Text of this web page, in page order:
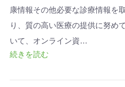
康情報その他必要な診療情報を
り、質の高い医療の提供に努め
いて、オンライン資…
続きを読む